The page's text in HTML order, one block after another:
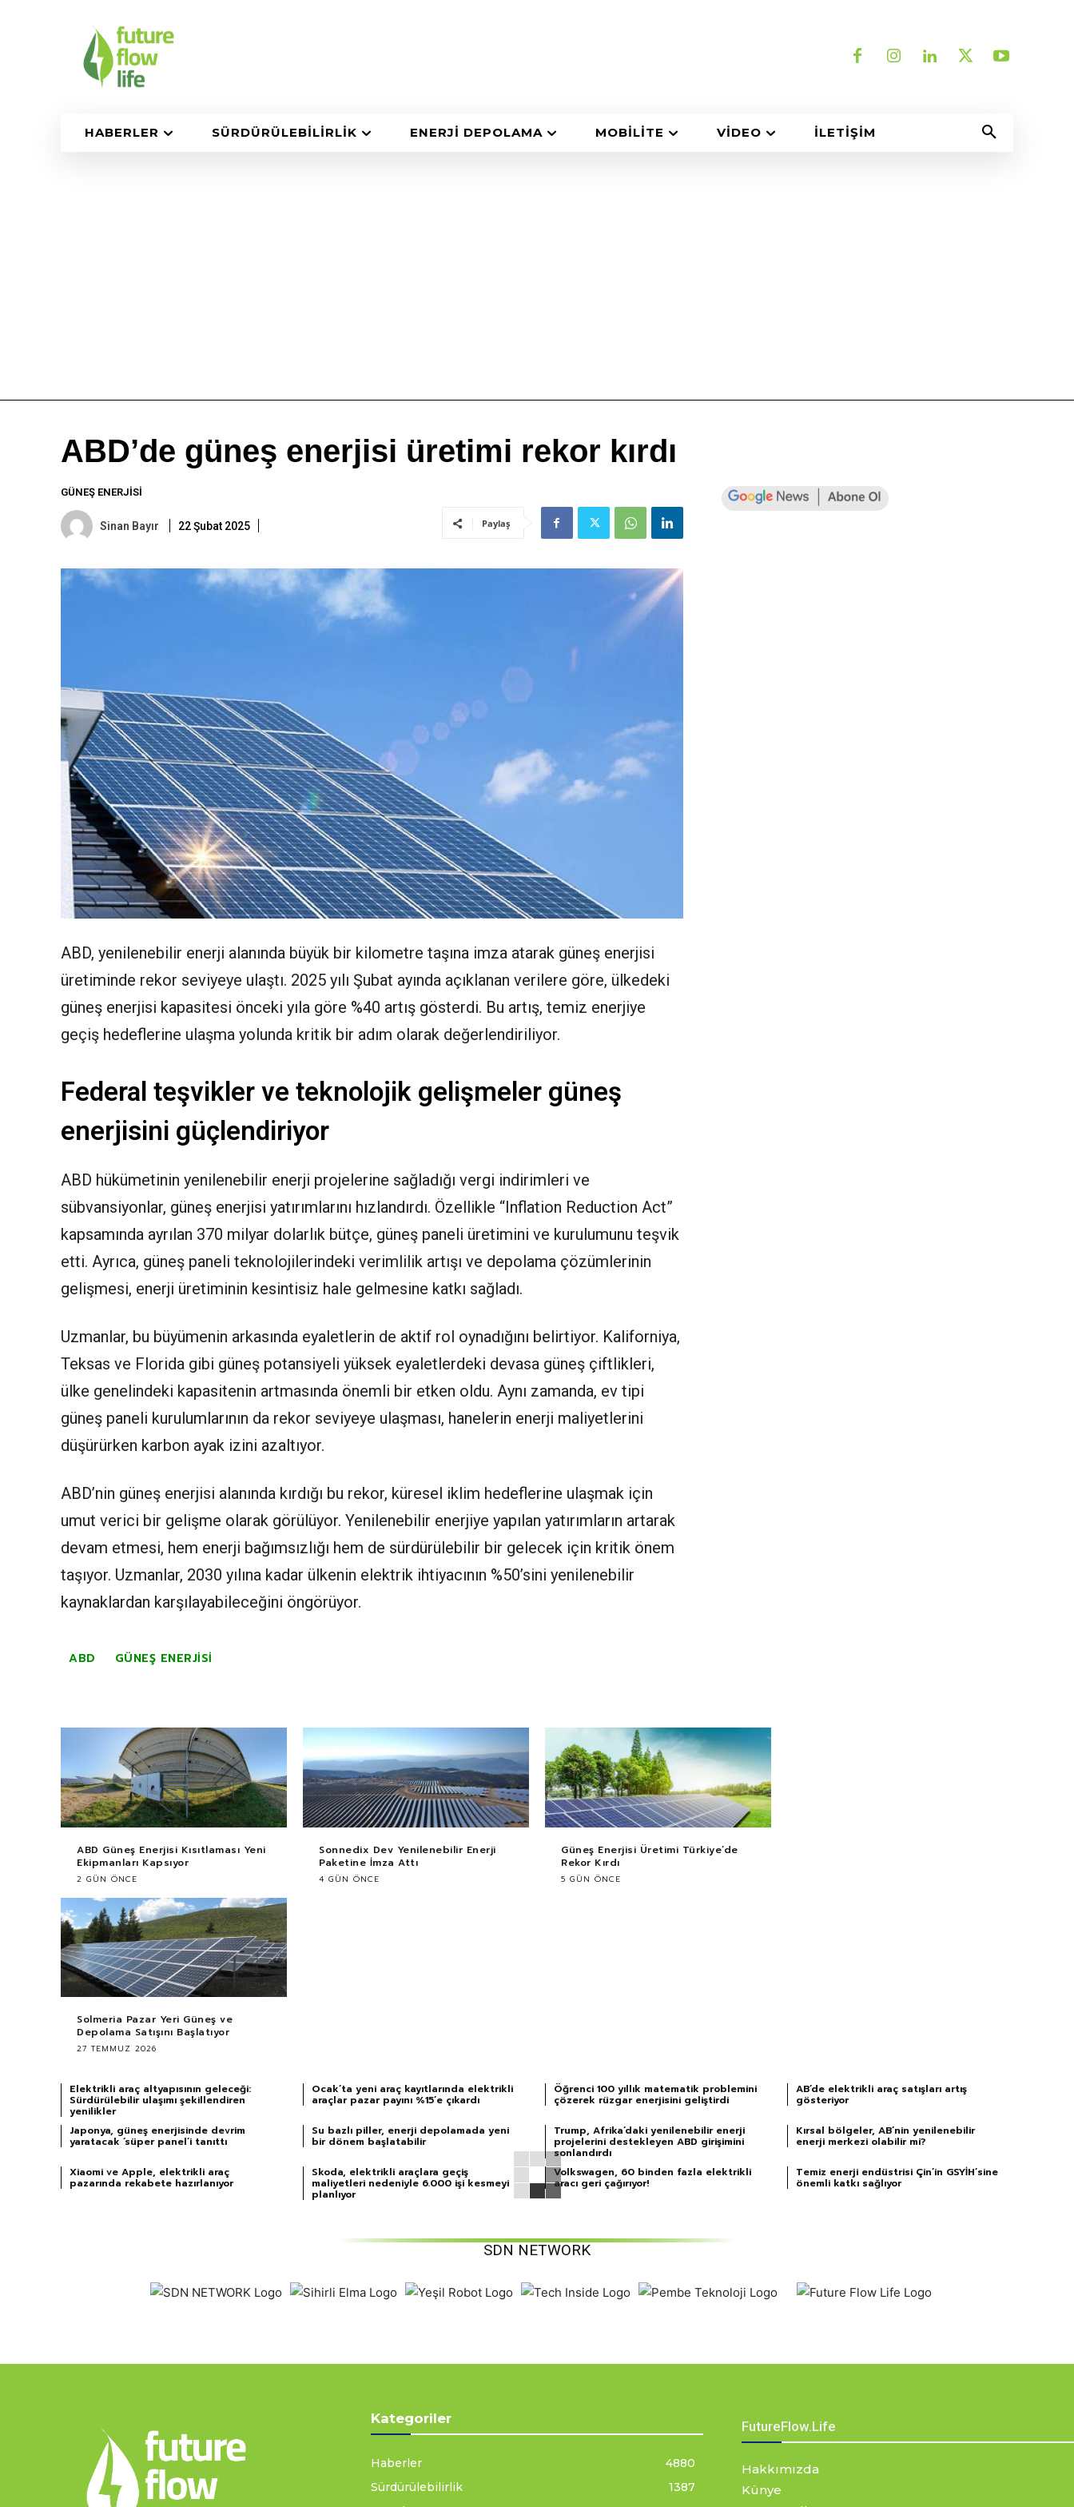
HABERLER SÜRDÜRÜLEBILIRLIK ENERJI DEPOLAMA MOBILITE VIDEO İLETIŞIM
ABD’de güneş enerjisi üretimi rekor kırdı
GÜNEŞ ENERJISI
Sinan Bayır 22 Şubat 2025 Paylaş
ABD, yenilenebilir enerji alanında büyük bir kilometre taşına imza atarak güneş enerjisi
üretiminde rekor seviyeye ulaştı. 2025 yılı Şubat ayında açıklanan verilere göre, ülkedeki
güneş enerjisi kapasitesi önceki yıla göre %40 artış gösterdi. Bu artış, temiz enerjiye
geçiş hedeflerine ulaşma yolunda kritik bir adım olarak değerlendiriliyor.
Federal teşvikler ve teknolojik gelişmeler güneş
enerjisini güçlendiriyor
ABD hükümetinin yenilenebilir enerji projelerine sağladığı vergi indirimleri ve
sübvansiyonlar, güneş enerjisi yatırımlarını hızlandırdı. Özellikle “Inflation Reduction Act”
kapsamında ayrılan 370 milyar dolarlık bütçe, güneş paneli üretimini ve kurulumunu teşvik
etti. Ayrıca, güneş paneli teknolojilerindeki verimlilik artışı ve depolama çözümlerinin
gelişmesi, enerji üretiminin kesintisiz hale gelmesine katkı sağladı.
Uzmanlar, bu büyümenin arkasında eyaletlerin de aktif rol oynadığını belirtiyor. Kaliforniya,
Teksas ve Florida gibi güneş potansiyeli yüksek eyaletlerdeki devasa güneş çiftlikleri,
ülke genelindeki kapasitenin artmasında önemli bir etken oldu. Aynı zamanda, ev tipi
güneş paneli kurulumlarının da rekor seviyeye ulaşması, hanelerin enerji maliyetlerini
düşürürken karbon ayak izini azaltıyor.
ABD’nin güneş enerjisi alanında kırdığı bu rekor, küresel iklim hedeflerine ulaşmak için
umut verici bir gelişme olarak görülüyor. Yenilenebilir enerjiye yapılan yatırımların artarak
devam etmesi, hem enerji bağımsızlığı hem de sürdürülebilir bir gelecek için kritik önem
taşıyor. Uzmanlar, 2030 yılına kadar ülkenin elektrik ihtiyacının %50’sini yenilenebilir
kaynaklardan karşılayabileceğini öngörüyor.
ABD GÜNEŞ ENERJISI
ABD Güneş Enerjisi Kısıtlaması Yeni
Ekipmanları Kapsıyor
2 GÜN ÖNCE
Sonnedix Dev Yenilenebilir Enerji
Paketine İmza Attı
4 GÜN ÖNCE
Güneş Enerjisi Üretimi Türkiye’de
Rekor Kırdı
5 GÜN ÖNCE
Solmeria Pazar Yeri Güneş ve
Depolama Satışını Başlatıyor
27 TEMMUZ 2026
Elektrikli araç altyapısının geleceği:
Sürdürülebilir ulaşımı şekillendiren
yenilikler
Ocak’ta yeni araç kayıtlarında elektrikli
araçlar pazar payını %15’e çıkardı
Öğrenci 100 yıllık matematik problemini
çözerek rüzgar enerjisini geliştirdi
AB’de elektrikli araç satışları artış
gösteriyor
Japonya, güneş enerjisinde devrim
yaratacak ‘süper panel’i tanıttı
Su bazlı piller, enerji depolamada yeni
bir dönem başlatabilir
Trump, Afrika’daki yenilenebilir enerji
projelerini destekleyen ABD girişimini
sonlandırdı
Kırsal bölgeler, AB’nin yenilenebilir
enerji merkezi olabilir mi?
Xiaomi ve Apple, elektrikli araç
pazarında rekabete hazırlanıyor
Skoda, elektrikli araçlara geçiş
maliyetleri nedeniyle 6.000 işi kesmeyi
planlıyor
Volkswagen, 60 binden fazla elektrikli
aracı geri çağırıyor!
Temiz enerji endüstrisi Çin’in GSYİH’sine
önemli katkı sağlıyor
SDN NETWORK
Kategoriler
Haberler
4880
Sürdürülebilirlik
1387
FutureFlow.Life
Hakkımızda
Künye